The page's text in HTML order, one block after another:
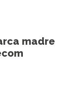
madre